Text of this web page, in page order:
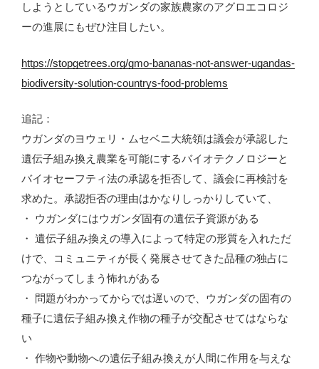
しようとしているウガンダの家族農家のアグロエコロジ
ーの進展にもぜひ注目したい。
https://stopgetrees.org/gmo-bananas-not-answer-ugandas-
biodiversity-solution-countrys-food-problems
追記：
ウガンダのヨウェリ・ムセベニ大統領は議会が承認した
遺伝子組み換え農業を可能にするバイオテクノロジーと
バイオセーフティ法の承認を拒否して、議会に再検討を
求めた。承認拒否の理由はかなりしっかりしていて、
・ ウガンダにはウガンダ固有の遺伝子資源がある
・ 遺伝子組み換えの導入によって特定の形質を入れただ
けで、コミュニティが長く発展させてきた品種の独占に
つながってしまう怖れがある
・ 問題がわかってからでは遅いので、ウガンダの固有の
種子に遺伝子組み換え作物の種子が交配させてはならな
い
・ 作物や動物への遺伝子組み換えが人間に作用を与えな